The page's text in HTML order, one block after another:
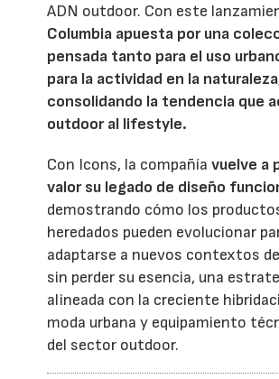
ADN outdoor. Con este
Columbia apuesta por una
pensada tanto para el uso
para la actividad en la
consolidando la tendencia que
outdoor al lifestyle.
Con Icons, la compañíavuelve a
valor su legado de diseño
demostrando cómo los
heredados pueden evolucionar
adaptarse a nuevos contextos
sin perder su esencia, una
alineada con la creciente
moda urbana y equipamiento
del sector outdoor.